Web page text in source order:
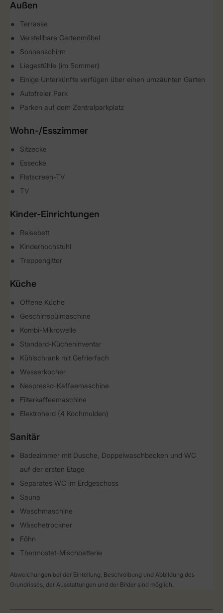
Außen
Terrasse
Verstellbare Gartenmöbel
Sonnenschirm
Liegestühle (im Sommer)
Einige Unterkünfte verfügen über einen umzäunten Garten
Autofreier Park
Parken auf dem Zentralparkplatz
Wohn-/Esszimmer
Sitzecke
Essecke
Flatscreen-TV
TV
Kinder-Einrichtungen
Reisebett
Kinderhochstuhl
Treppengitter
Küche
Offene Küche
Geschirrspülmaschine
Kombi-Mikrowelle
Standard-Kücheninventar
Kühlschrank mit Gefrierfach
Wasserkocher
Nespresso-Kaffeemaschine
Filterkaffeemaschine
Elektroherd (4 Kochmulden)
Sanitär
Badezimmer mit Dusche, Doppelwaschbecken und WC
auf der ersten Etage
Separates WC im Erdgeschoss
Sauna
Waschmaschine
Wäschetrockner
Föhn
Thermostat-Mischbatterie
Abweichungen bei der Einteilung, Beschreibung und Abbildung des
Grundrisses, der Ausstattungen und der Bilder sind möglich.